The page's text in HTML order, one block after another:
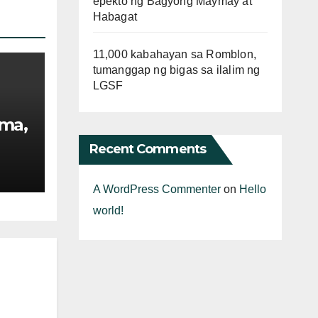
Habagat
11,000 kabahayan sa Romblon,
tumanggap ng bigas sa ilalim ng
LGSF
Recent Comments
A WordPress Commenteron Hello
world!